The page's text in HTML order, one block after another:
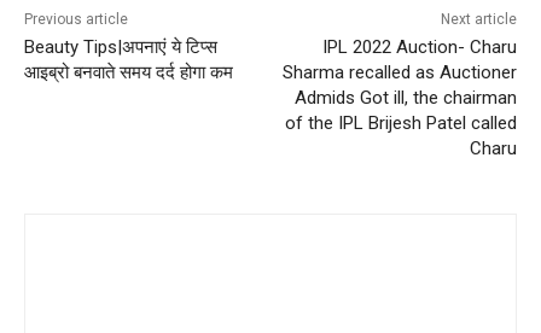
Previous article
Beauty Tips|अपनाएं ये टिप्स
आइब्रो बनवाते समय दर्द होगा कम
Next article
IPL 2022 Auction- Charu
Sharma recalled as Auctioner
Admids Got ill, the chairman
of the IPL Brijesh Patel called
Charu